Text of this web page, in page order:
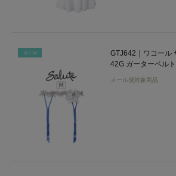
NEW
GTJ642｜ワコール
42G ガーターベル
メール便対象商品